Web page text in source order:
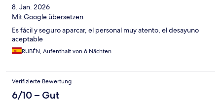
8. Jan. 2026
Mit Google übersetzen
Es fácil y seguro aparcar, el personal muy atento, el desayuno
aceptable
RUBÉN, Aufenthalt von 6 Nächten
Verifizierte Bewertung
6/10 – Gut